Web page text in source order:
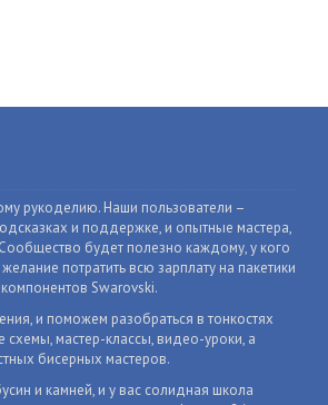
рукоделию. Наши пользователи –
и поддержке, и опытные мастера,
будет полезно каждому, у кого
потратить всю зарплату на пакетики
Swarovski.
и поможем разобраться в тонкостях
мастер-классы, видео-уроки, а
бисерных мастеров.
и камней, и у вас солидная школа